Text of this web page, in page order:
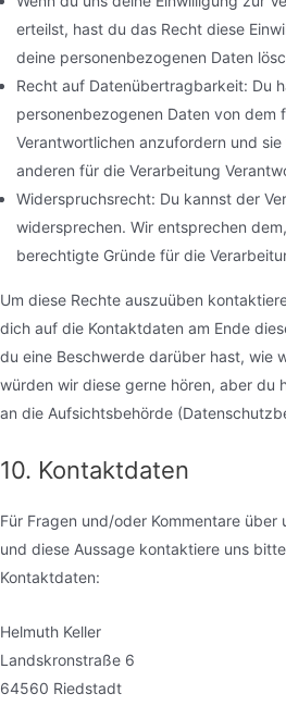
erteilst, hast du das Recht diese
deine personenbezogenen Daten
Recht auf Datenübertragbarkeit: Du
personenbezogenen Daten von dem
Verantwortlichen anzufordern und
anderen für die Verarbeitung
Widerspruchsrecht: Du kannst der
widersprechen. Wir entsprechen
berechtigte Gründe für die
Um diese Rechte auszuüben
dich auf die Kontaktdaten am Ende
du eine Beschwerde darüber hast, wie
würden wir diese gerne hören, aber du
an die Aufsichtsbehörde
10. Kontaktdaten
Für Fragen und/oder Kommentare über
und diese Aussage kontaktiere uns
Kontaktdaten:
Helmuth Keller
Landskronstraße 6
64560 Riedstadt